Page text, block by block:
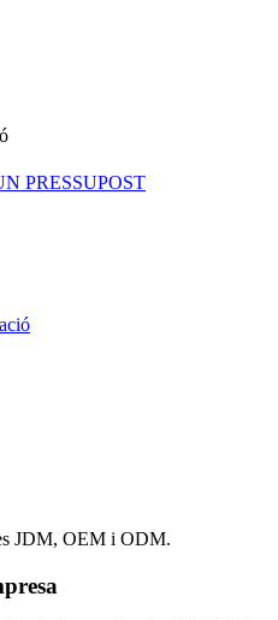
PRESSUPOST
JDM, OEM i ODM.